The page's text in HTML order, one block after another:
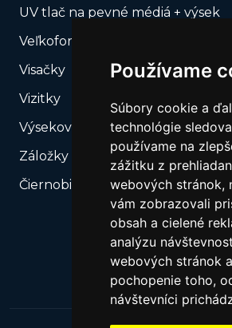
Používame
Súbory cookie a
technológie
používame na
zážitku z
webových stránok,
vám zobrazovali
obsah a cielené
analýzu
webových stránok
pochopenie toho,
návštevníci
UV tlač na pevné médiá + výsek
Veľkoformátová tlač
Visačky
Vizitky
Výsekové produkty – Naše
Záložky do kníh
Čiernobiela tlač